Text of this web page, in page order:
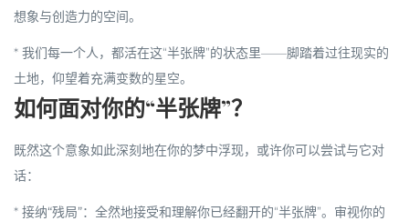
想象与创造力的空间。
* 我们每一个人，都活在这“半张牌”的状态里——脚踏着过往现实的
土地，仰望着充满变数的星空。
如何面对你的“半张牌”？
既然这个意象如此深刻地在你的梦中浮现，或许你可以尝试与它对
话：
* 接纳“残局”：全然地接受和理解你已经翻开的“半张牌”。审视你的